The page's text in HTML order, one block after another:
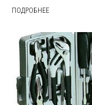
ПОДРОБНЕЕ